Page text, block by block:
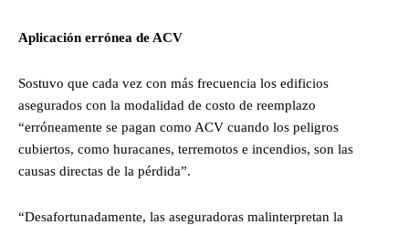
Aplicación errónea de ACV
Sostuvo que cada vez con más frecuencia los edificios
asegurados con la modalidad de costo de reemplazo
“erróneamente se pagan como ACV cuando los peligros
cubiertos, como huracanes, terremotos e incendios, son las
causas directas de la pérdida”.
“Desafortunadamente, las aseguradoras malinterpretan la